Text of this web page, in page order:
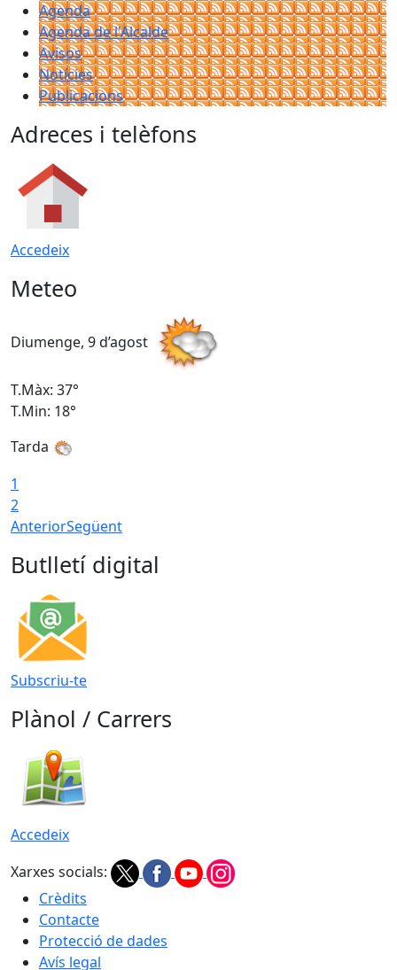
Agenda
Agenda de l'Alcalde
Avisos
Notícies
Publicacions
Adreces i telèfons
Accedeix
Meteo
Diumenge, 9 d’agost
T.Màx: 37°
T.Min: 18°
Tarda
1
2
AnteriorSegüent
Butlletí digital
Subscriu-te
Plànol / Carrers
Accedeix
Xarxes socials:
Crèdits
Contacte
Protecció de dades
Avís legal